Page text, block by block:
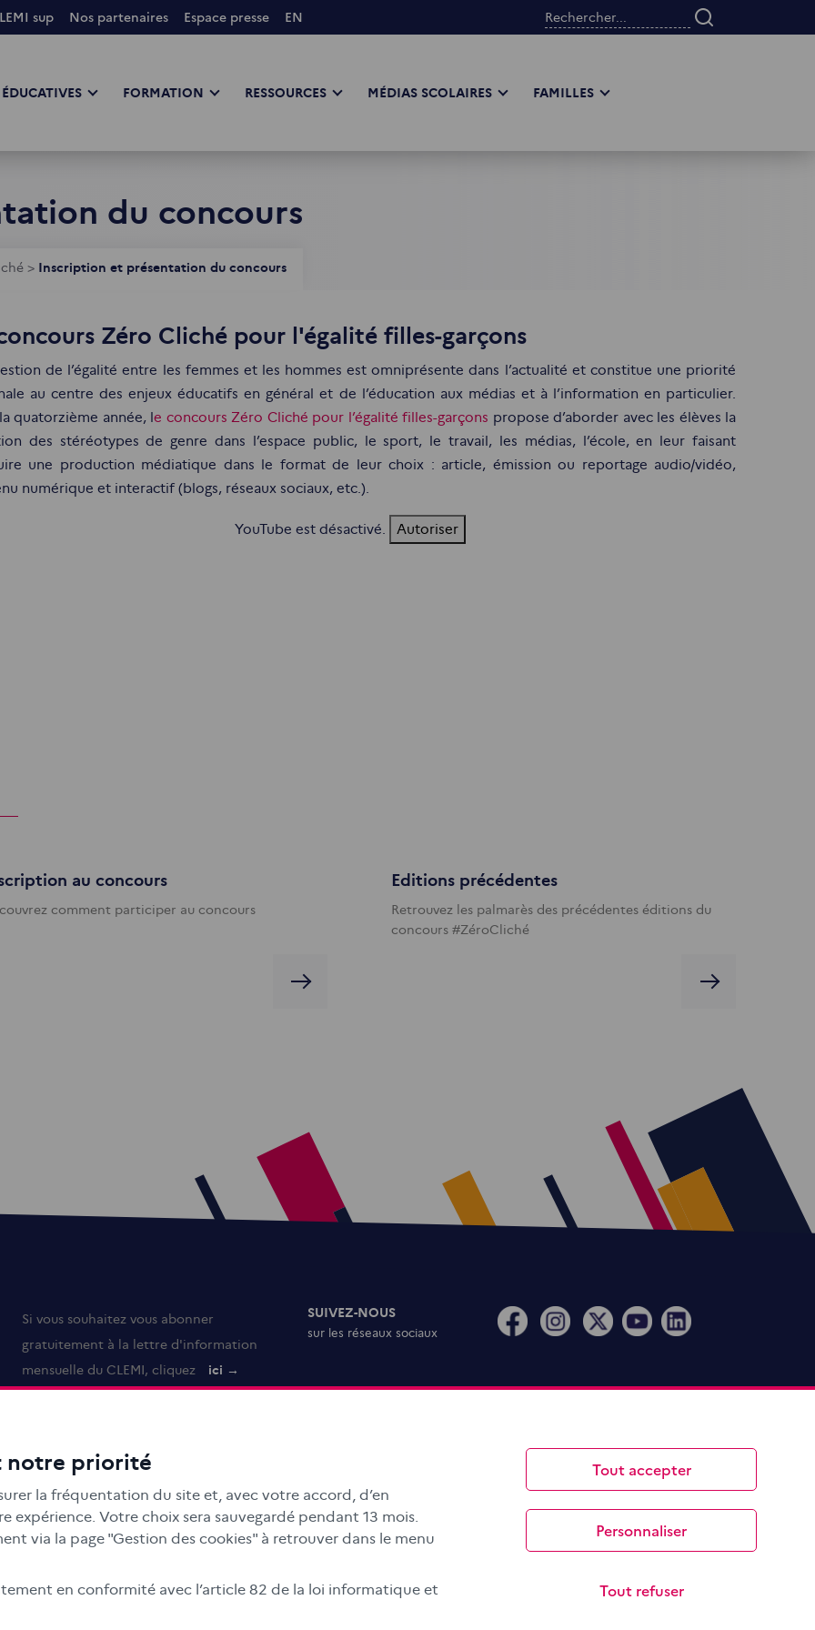
sup Nos partenaires Espace presse EN Rechercher...
FORMATION RESSOURCES MÉDIAS SCOLAIRES FAMILLES
du concours
> Inscription et présentation du concours
Zéro Cliché pour l'égalité filles-garçons
de l’égalité entre les femmes et les hommes est omniprésente dans l’actualité et constitue une priorité
au centre des enjeux éducatifs en général et de l’éducation aux médias et à l’information en particulier.
quatorzième année, le concours Zéro Cliché pour l’égalité filles-garçons propose d’aborder avec les élèves la
des stéréotypes de genre dans l’espace public, le sport, le travail, les médias, l’école, en leur faisant
une production médiatique dans le format de leur choix : article, émission ou reportage audio/vidéo,
numérique et interactif (blogs, réseaux sociaux, etc.).
YouTube est désactivé. Autoriser
au concours
comment participer au concours
Editions précédentes
Retrouvez les palmarès des précédentes éditions du
concours #ZéroCliché
Si vous souhaitez vous abonner
gratuitement à la lettre d'information
mensuelle du CLEMI, cliquez
ici →
SUIVEZ-NOUS
sur les réseaux sociaux
notre priorité
la fréquentation du site et, avec votre accord, d’en
expérience. Votre choix sera sauvegardé pendant 13 mois.
via la page "Gestion des cookies" à retrouver dans le menu
en conformité avec l’article 82 de la loi informatique et
Tout accepter
Tout refuser
Personnaliser